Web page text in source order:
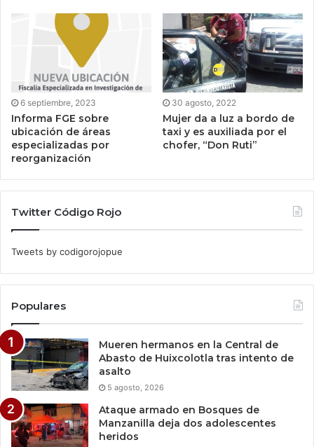
6 septiembre, 2023
Informa FGE sobre
ubicación de áreas
especializadas por
reorganización
30 agosto, 2022
Mujer da a luz a bordo de
taxi y es auxiliada por el
chofer, “Don Ruti”
Twitter Código Rojo
Tweets by codigorojopue
Populares
Mueren hermanos en la Central de
Abasto de Huixcolotla tras intento de
asalto
5 agosto, 2026
Ataque armado en Bosques de
Manzanilla deja dos adolescentes
heridos